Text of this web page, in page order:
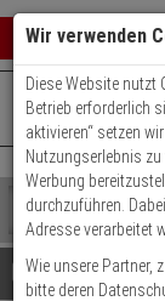
Shop
durchsuchen
Bitte
geben
Sie
Es
wurde
noch
+49 (0)821 899
Details
Wir verwenden
Diese Website nutzt
Betrieb erforderlich
aktivieren“ setzen
Nutzungserlebnis
Werbung
durchzuführen.
Adresse verarbeitet
Wie unsere Partner,
bitte deren